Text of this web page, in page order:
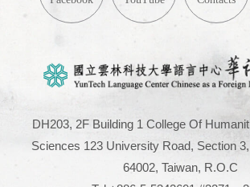
DH203, 2F Building 1 College Of
Sciences 123 University Road, Section
64002, Taiwan, R.O.C